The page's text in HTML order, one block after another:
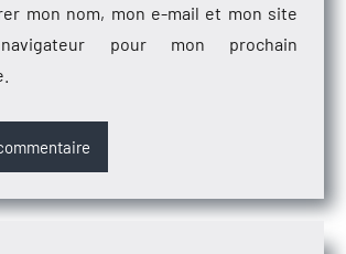
mon nom, mon e-mail et mon site
pour mon prochain